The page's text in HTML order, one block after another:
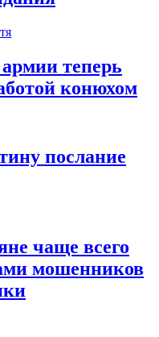
теперь
конюхом
послание
чаще всего
мошенников